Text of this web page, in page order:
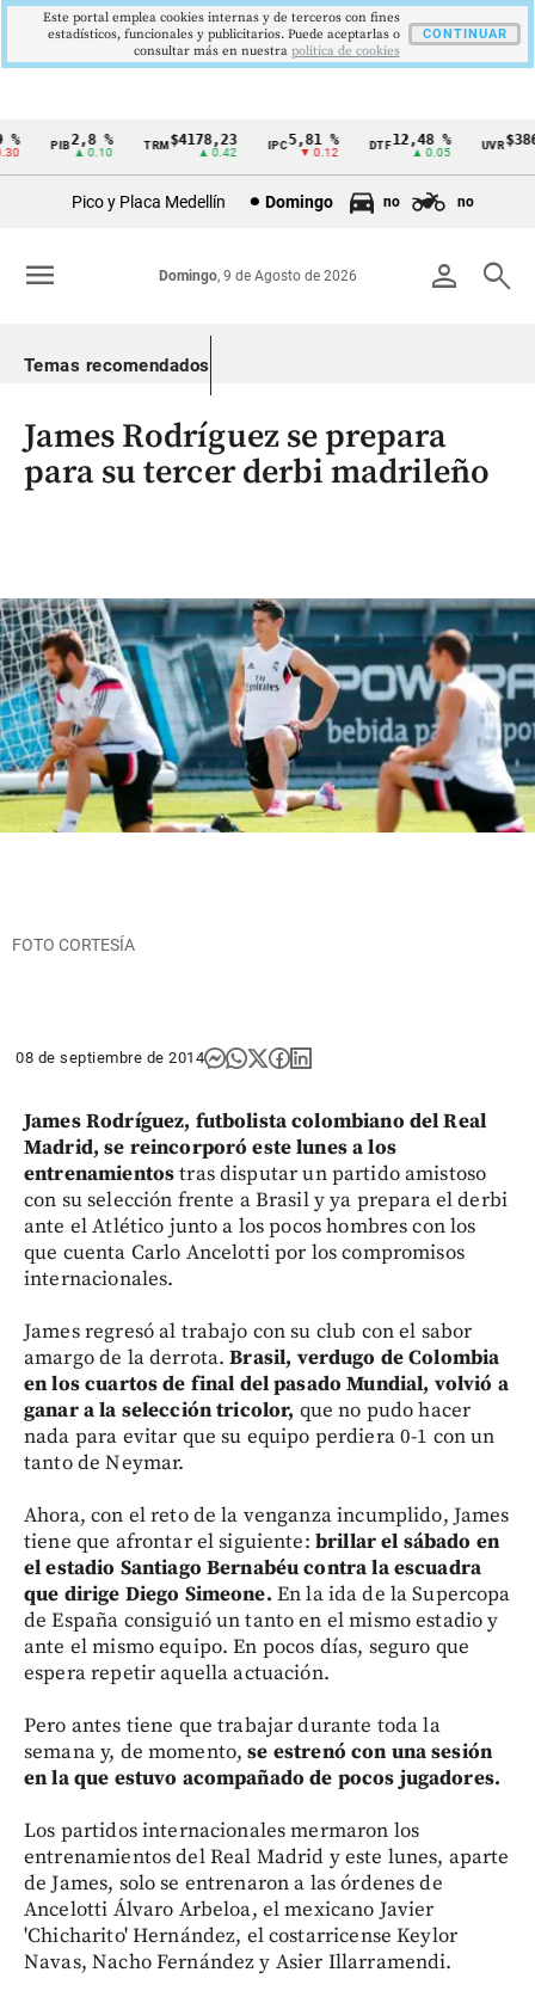
Cintillo
Colombia
PIB2,8 %
▲ 0.10
TRM$4178,23
▲ 0.42
5,81 %
▼ 0.12
DTF12,48 %
▲ 0.05
UVR
Pico y Placa Medellín Domingo no no
person search
Domingo, 9 de Agosto de 2026
menu
Temas recomendados
James Rodríguez se prepara
para su tercer derbi madrileño
FOTO CORTESÍA
08 de septiembre de 2014
James Rodríguez, futbolista colombiano del Real
Madrid, se reincorporó este lunes a los
entrenamientostras disputar un partido amistoso
con su selección frente a Brasil y ya prepara el derbi
ante el Atlético junto a los pocos hombres con los
que cuenta Carlo Ancelotti por los compromisos
internacionales.
James regresó al trabajo con su club con el sabor
amargo de la derrota.Brasil, verdugo de Colombia
en los cuartos de final del pasado Mundial, volvió a
ganar a la selección tricolor, que no pudo hacer
nada para evitar que su equipo perdiera 0-1 con un
tanto de Neymar.
Ahora, con el reto de la venganza incumplido, James
tiene que afrontar el siguiente: brillar el sábado en
el estadio Santiago Bernabéu contra la escuadra
que dirige Diego Simeone. En la ida de la Supercopa
de España consiguió un tanto en el mismo estadio y
ante el mismo equipo. En pocos días, seguro que
espera repetir aquella actuación.
Pero antes tiene que trabajar durante toda la
semana y, de momento,se estrenó con una sesión
en la que estuvo acompañado de pocos jugadores.
Los partidos internacionales mermaron los
entrenamientos del Real Madrid y este lunes, aparte
de James, solo se entrenaron a las órdenes de
Ancelotti Álvaro Arbeloa, el mexicano Javier
'Chicharito' Hernández, el costarricense Keylor
Navas, Nacho Fernández y Asier Illarramendi.
Este portal emplea cookies internas y de terceros con fines
estadísticos, funcionales y publicitarios. Puede aceptarlas o
consultar más en nuestra politica de cookies
CONTINUAR